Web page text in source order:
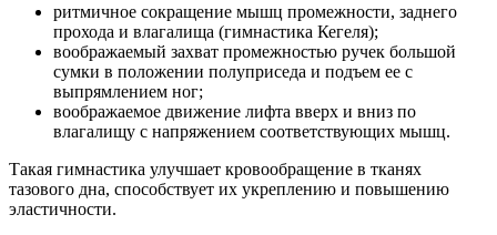
ритмичное сокращение мышц промежности, заднего
прохода и влагалища (гимнастика Кегеля);
воображаемый захват промежностью ручек большой
сумки в положении полуприседа и подъем ее с
выпрямлением ног;
воображаемое движение лифта вверх и вниз по
влагалищу с напряжением соответствующих мышц.
Такая гимнастика улучшает кровообращение в тканях
тазового дна, способствует их укреплению и повышению
эластичности.